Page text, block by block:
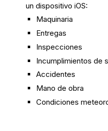
un dispositivo iOS:
Maquinaria
Entregas
Inspecciones
Incumplimientos de
Accidentes
Mano de obra
Condiciones